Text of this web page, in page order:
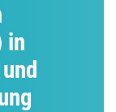
in